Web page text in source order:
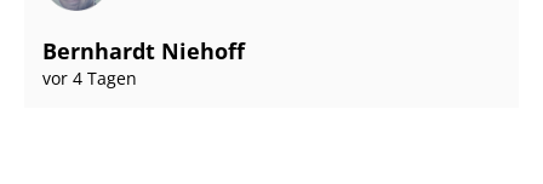
Bernhardt Niehoff
vor 4 Tagen